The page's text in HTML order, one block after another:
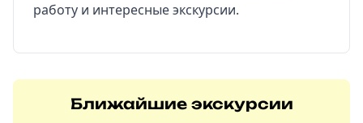
работу и интересные экскурсии.
Ближайшие экскурсии